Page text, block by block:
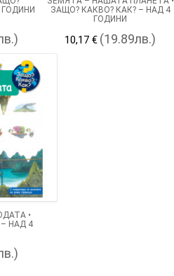
ГОДИНИ
ЗАЩО? КАКВО? КАК? – НАД 4
ГОДИНИ
10,17 € (19.89лв.)
•
НАД 4